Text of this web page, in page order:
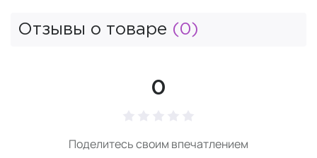
Отзывы о товаре (0)
0
Поделитесь своим впечатлением